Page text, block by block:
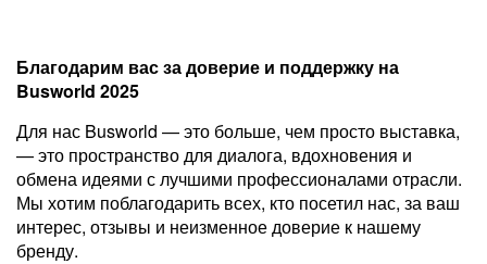
Благодарим вас за доверие и поддержку на
Busworld 2025
Для нас Busworld — это больше, чем просто выставка,
— это пространство для диалога, вдохновения и
обмена идеями с лучшими профессионалами отрасли.
Мы хотим поблагодарить всех, кто посетил нас, за ваш
интерес, отзывы и неизменное доверие к нашему
бренду.